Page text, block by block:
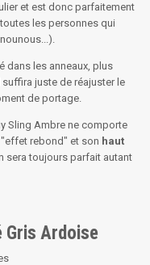
et est donc parfaitement
les personnes qui
dans les anneaux, plus
juste de réajuster le
de portage.
Sling Ambre ne comporte
"effet rebond" et son haut
sera toujours parfait autant
Ardoise